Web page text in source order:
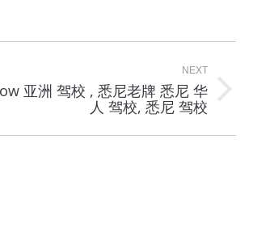
NEXT
亚洲 驾校 , 悉尼老牌 悉尼 华
人 驾校, 悉尼 驾校